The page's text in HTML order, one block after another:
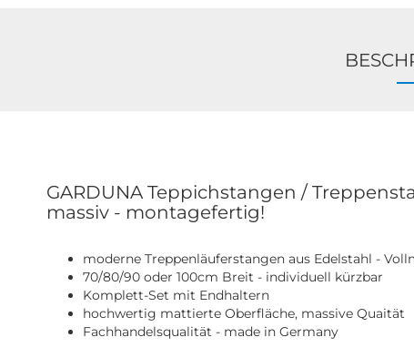
GARDUNA Teppichstangen /
massiv - montagefertig!
moderne Treppenläuferstangen aus Edelstahl -
70/80/90 oder 100cm Breit - individuell kürzbar
Komplett-Set mit Endhaltern
hochwertig mattierte Oberfläche, massive Quaität
Fachhandelsqualität - made in Germany